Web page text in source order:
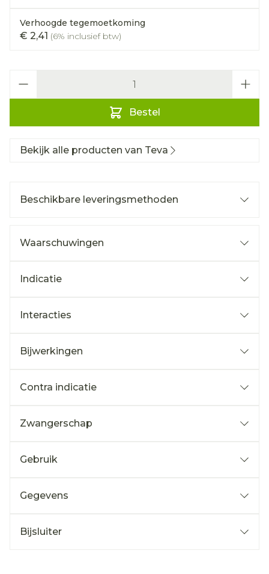
Verhoogde tegemoetkoming
€ 2,41 (6% inclusief btw)
Bestel
Bekijk alle producten van Teva
Beschikbare leveringsmethoden
Waarschuwingen
Indicatie
Interacties
Bijwerkingen
Contra indicatie
Zwangerschap
Gebruik
Gegevens
Bijsluiter